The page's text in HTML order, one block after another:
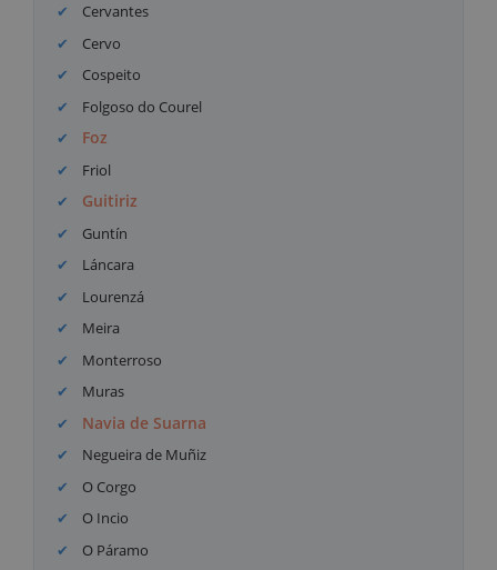
Cervantes
Cervo
Cospeito
Folgoso do Courel
Foz
Friol
Guitiriz
Guntín
Láncara
Lourenzá
Meira
Monterroso
Muras
Navia de Suarna
Negueira de Muñiz
O Corgo
O Incio
O Páramo